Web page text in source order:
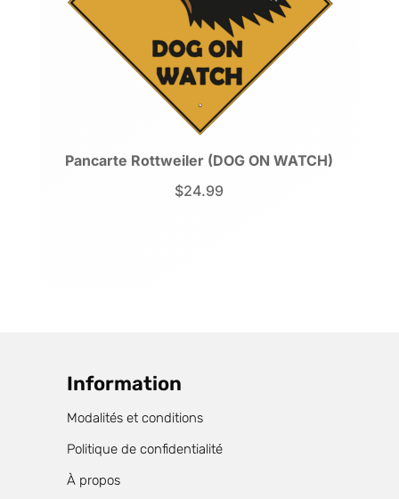
Pancarte Rottweiler (DOG ON WATCH)
$24.99
Information
Modalités et conditions
Politique de confidentialité
À propos